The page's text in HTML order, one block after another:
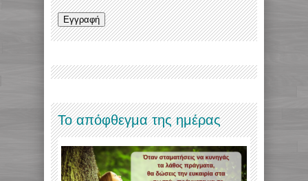
Το απόφθεγμα της ημέρας